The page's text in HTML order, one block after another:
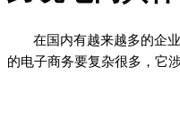
在国内有越来越多的企
的电子商务要复杂很多，它